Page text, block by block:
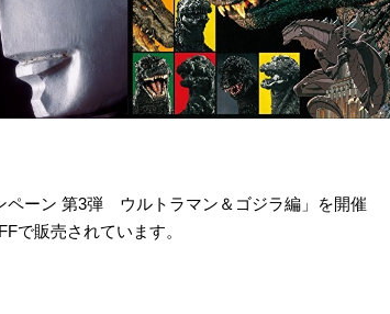
ペーン 第3弾 ウルトラマン＆ゴジラ編」を開催
で販売されています。